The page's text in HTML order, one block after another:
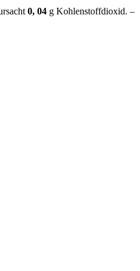
0, 04 g Kohlenstoffdioxid. –